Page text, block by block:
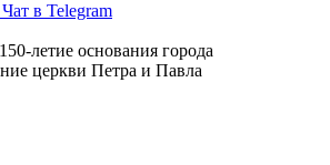
Чат в Telegram
летие основания города
церкви Петра и Павла